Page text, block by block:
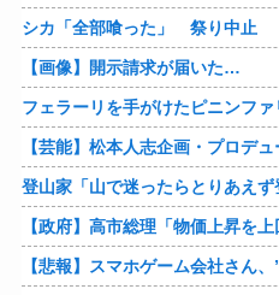
シカ「全部喰った」 祭り中止
【画像】開示請求が届いた…